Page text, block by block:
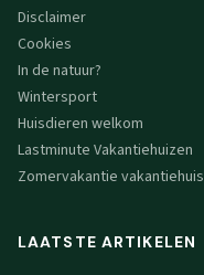
Disclaimer
Cookies
In de natuur?
Wintersport
Huisdieren welkom
Lastminute Vakantiehuizen
Zomervakantie vakantiehuis
LAATSTE ARTIKELEN